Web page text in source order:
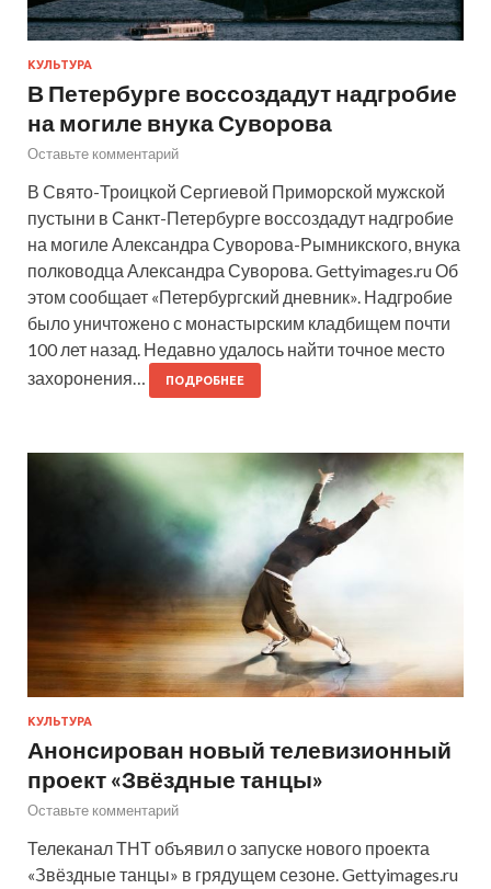
КУЛЬТУРА
В Петербурге воссоздадут надгробие
на могиле внука Суворова
Оставьте комментарий
В Свято-Троицкой Сергиевой Приморской мужской
пустыни в Санкт-Петербурге воссоздадут надгробие
на могиле Александра Суворова-Рымникского, внука
полководца Александра Суворова. Gettyimages.ru Об
этом сообщает «Петербургский дневник». Надгробие
было уничтожено с монастырским кладбищем почти
100 лет назад. Недавно удалось найти точное место
захоронения…
ПОДРОБНЕЕ
КУЛЬТУРА
Анонсирован новый телевизионный
проект «Звёздные танцы»
Оставьте комментарий
Телеканал ТНТ объявил о запуске нового проекта
«Звёздные танцы» в грядущем сезоне. Gettyimages.ru